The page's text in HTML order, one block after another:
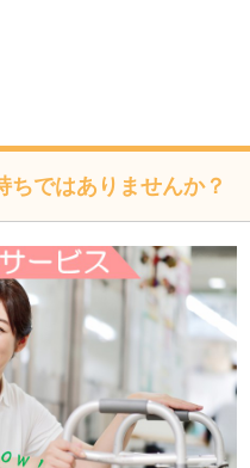
」といいます）は、当プ
プライバシーポリシーに準
本サービス」といいま
用企業等」といいます）
方（以下「ユーザー」とい
ユーザーの個人情報の管
ちではありませんか？